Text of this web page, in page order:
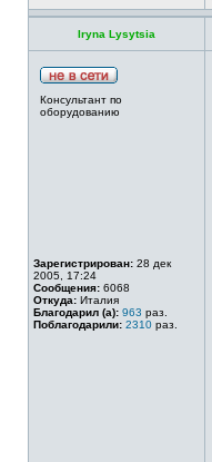
Iryna Lysytsia
Консультант по
оборудованию
Зарегистрирован: 28 дек
2005, 17:24
Сообщения: 6068
Откуда: Италия
Благодарил (а): 963 раз.
Поблагодарили: 2310 раз.